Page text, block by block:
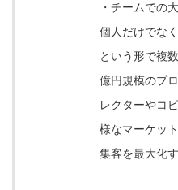
・チームでの
個人だけでな
という形で複
億円規模のプ
レクターやコ
様なマーケッ
集客を最大化